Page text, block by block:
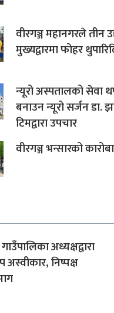
वीरगञ्ज महानगरले तीन
मुख्यद्वारमा फोहर
न्यूरो अस्पतालको सेवा
बनाउन न्यूरो सर्जन डा.
टिमद्वारा उपचार
वीरगञ्ज भन्सारको
अध्यक्षद्वारा
निष्पक्ष